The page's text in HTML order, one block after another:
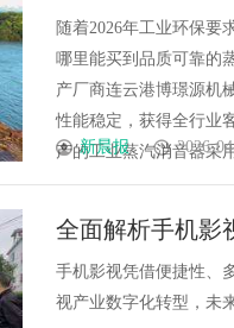
随着2026年工业环保要
哪里能买到品质可靠的
产厂商连云港博璟源机
性能稳定，获得全行业
产的工业蒸汽消音器采
新晨报 2026-
全面解析手机影
手机影视凭借便捷性、
视产业数字化转型，未